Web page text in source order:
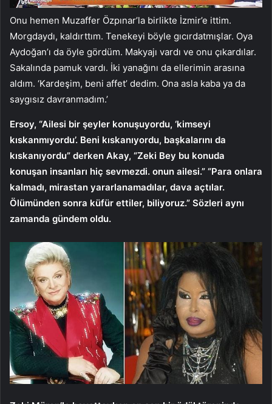
Onu hemen Muzaffer Özpınar’la birlikte İzmir’e ittim.
Morgdaydı, kaldırttım. Tenekeyi böyle gıcırdatmışlar. Oya
Aydoğan’ı da öyle gördüm. Makyajı vardı ve onu çıkardılar.
Sakalında pamuk vardı. İki yanağını da ellerimin arasına
aldım. ‘Kardeşim, beni affet’ dedim. Ona asla kaba ya da
saygısız davranmadım.’
Ersoy, “Ailesi bir şeyler konuşuyordu, ‘kimseyi
kıskanmıyordu’. Beni kıskanıyordu, başkalarını da
kıskanıyordu” derken Akay, “Zeki Bey bu konuda
konuşan insanları hiç sevmezdi. onun ailesi.” “Para onlara
kalmadı, mirastan yararlanamadılar, dava açtılar.
Ölümünden sonra küfür ettiler, biliyoruz.” Sözleri aynı
zamanda gündem oldu.